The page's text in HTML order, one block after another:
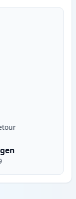
CLI-551XL